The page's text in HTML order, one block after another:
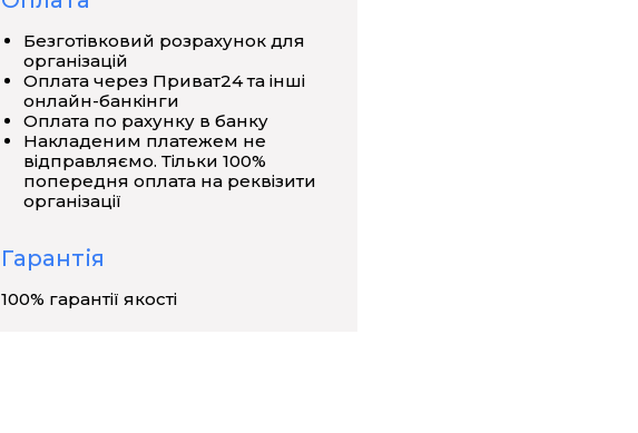
Безготівковий розрахунок для
організацій
Оплата через Приват24 та інші
онлайн-банкінги
Оплата по рахунку в банку
Накладеним платежем не
відправляємо. Тільки 100%
попередня оплата на реквізити
організації
Гарантія
100% гарантії якості